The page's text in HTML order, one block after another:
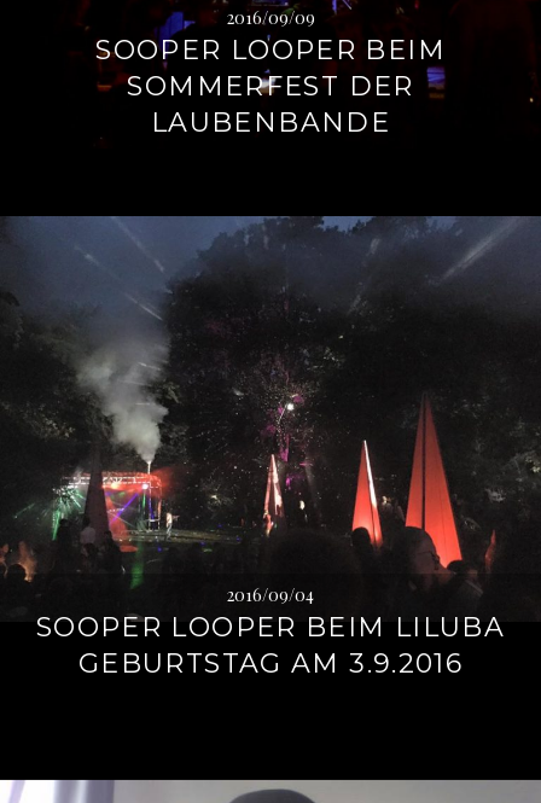
2016/09/09
SOOPER LOOPER BEIM
SOMMERFEST DER
LAUBENBANDE
2016/09/04
SOOPER LOOPER BEIM LILUBA
GEBURTSTAG AM 3.9.2016